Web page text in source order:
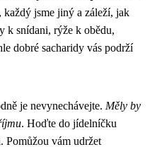
každý jsme jiný a záleží, jak
k snídani, rýže k obědu,
dobré sacharidy vás podrží
je nevynechávejte. Měly by
. Hoďte do jídelníčku
Pomůžou vám udržet